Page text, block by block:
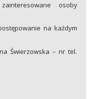
osoby
na każdym
Świerzowska – nr tel.